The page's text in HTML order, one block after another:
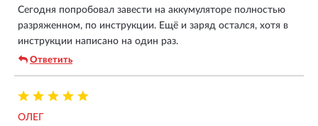
Сегодня попробовал завести на аккумуляторе полностью
разряженном, по инструкции. Ещё и заряд остался, хотя в
инструкции написано на один раз.
Ответить
ОЛЕГ